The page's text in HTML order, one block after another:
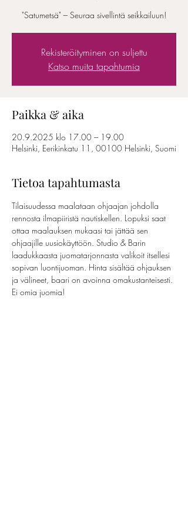
"Satumetsä" – Seuraa sivellintä seikkailuun!
Rekisteröityminen on suljettu
Katso muita tapahtumia
Paikka & aika
20.9.2025 klo 17.00 – 19.00
Helsinki, Eerikinkatu 11, 00100 Helsinki, Suomi
Tietoa tapahtumasta
Tilaisuudessa maalataan ohjaajan johdolla
rennosta ilmapiiristä nautiskellen. Lopuksi saat
ottaa maalauksen mukaasi tai jättää sen
ohjaajille uusiokäyttöön. Studio & Barin
laadukkaasta juomatarjonnasta valikoit itsellesi
sopivan luontijuoman. Hinta sisältää ohjauksen
ja välineet, baari on avoinna omakustanteisesti.
Ei omia juomia!